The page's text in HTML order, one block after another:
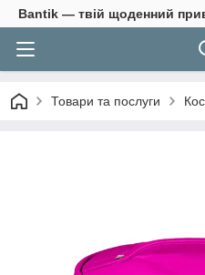
Bantik — твій щоденний
Товари та послуги